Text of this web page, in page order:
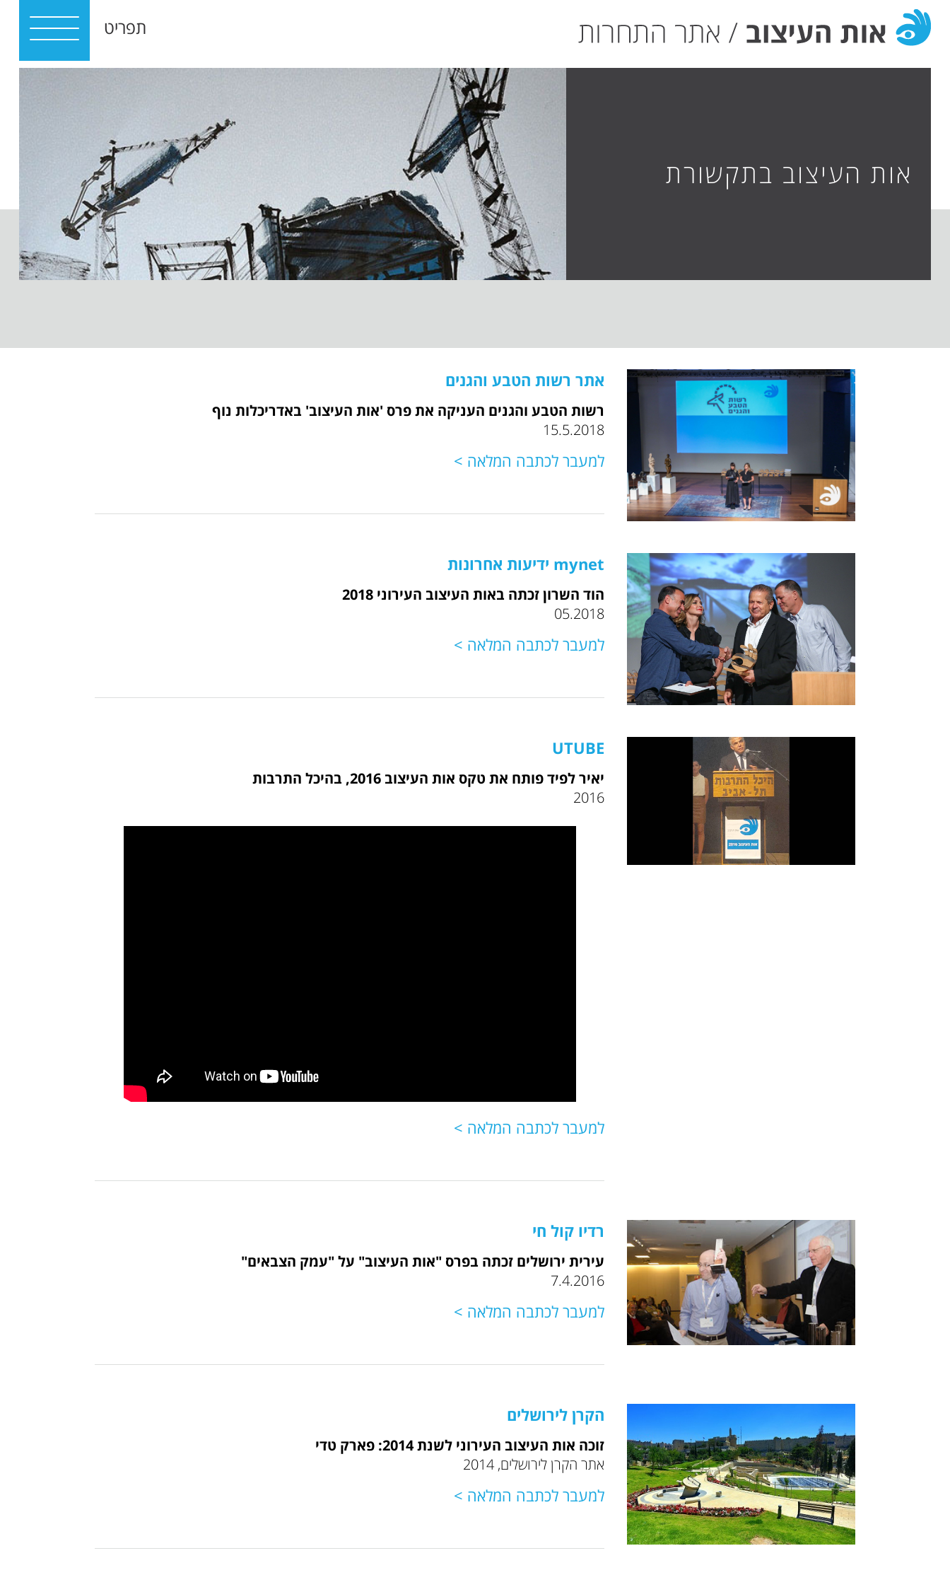
תפריט
אות העיצוב בתקשורת
אתר רשות הטבע והגנים
רשות הטבע והגנים העניקה את פרס 'אות העיצוב' באדריכלות נוף
15.5.2018
למעבר לכתבה המלאה >
mynet ידיעות אחרונות
הוד השרון זכתה באות העיצוב העירוני 2018
05.2018
למעבר לכתבה המלאה >
UTUBE
יאיר לפיד פותח את טקס אות העיצוב 2016, בהיכל התרבות
2016
למעבר לכתבה המלאה >
רדיו קול חי
עירית ירושלים זכתה בפרס "אות העיצוב" על "עמק הצבאים"
7.4.2016
למעבר לכתבה המלאה >
הקרן לירושלים
זוכה אות העיצוב העירוני לשנת 2014: פארק טדי
אתר הקרן לירושלים, 2014
למעבר לכתבה המלאה >